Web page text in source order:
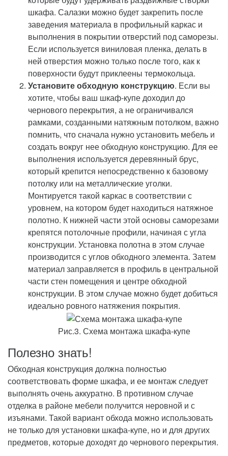
шкафа. Салазки можно будет закрепить после
заведения материала в профильный каркас и
выполнения в покрытии отверстий под саморезы.
Если используется виниловая пленка, делать в
ней отверстия можно только после того, как к
поверхности будут приклеены термокольца.
Установите обходную конструкцию. Если вы
хотите, чтобы ваш шкаф-купе доходил до
чернового перекрытия, а не ограничивался
рамками, созданными натяжным потолком, важно
помнить, что сначала нужно установить мебель и
создать вокруг нее обходную конструкцию. Для ее
выполнения используется деревянный брус,
который крепится непосредственно к базовому
потолку или на металлические уголки.
Монтируется такой каркас в соответствии с
уровнем, на котором будет находиться натяжное
полотно. К нижней части этой основы саморезами
крепятся потолочные профили, начиная с угла
конструкции. Установка полотна в этом случае
производится с углов обходного элемента. Затем
материал заправляется в профиль в центральной
части стен помещения и центре обходной
конструкции. В этом случае можно будет добиться
идеально ровного натяжения покрытия.
Рис.3. Схема монтажа шкафа-купе
Полезно знать!
Обходная конструкция должна полностью
соответствовать форме шкафа, и ее монтаж следует
выполнять очень аккуратно. В противном случае
отделка в районе мебели получится неровной и с
изъянами. Такой вариант обхода можно использовать
не только для установки шкафа-купе, но и для других
предметов, которые доходят до чернового перекрытия.